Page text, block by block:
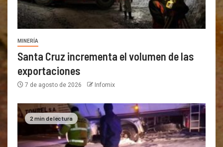
MINERÍA
Santa Cruz incrementa el volumen de las
exportaciones
7 de agosto de 2026 Infomix
2 min de lectura